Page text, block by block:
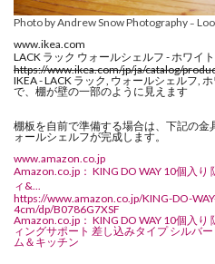
Photo by Andrew Snow Photography–
www.ikea.com
LACK ラック ウォールシェルフ - ホワイ
https://www.ikea.com/jp/ja/catalog/
IKEA - LACK ラック, ウォールシェルフ,
で、棚が壁の一部のように見えます
棚板を自前で準備する場合は、下記の
ォールシェルフが完成します。
www.amazon.co.jp
Amazon.co.jp： KING DO WAY 10個入
ィ&...
https://www.amazon.co.jp/KING-DO-
4cm/dp/B0786G7XSF
Amazon.co.jp： KING DO WAY 10個入
ィングサポート 差し込みタイプ シルバ
ム＆キッチン